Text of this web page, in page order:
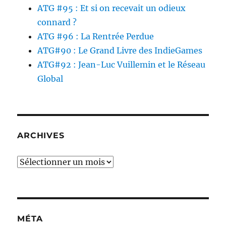
ATG #95 : Et si on recevait un odieux
connard ?
ATG #96 : La Rentrée Perdue
ATG#90 : Le Grand Livre des IndieGames
ATG#92 : Jean-Luc Vuillemin et le Réseau
Global
ARCHIVES
Archives
MÉTA